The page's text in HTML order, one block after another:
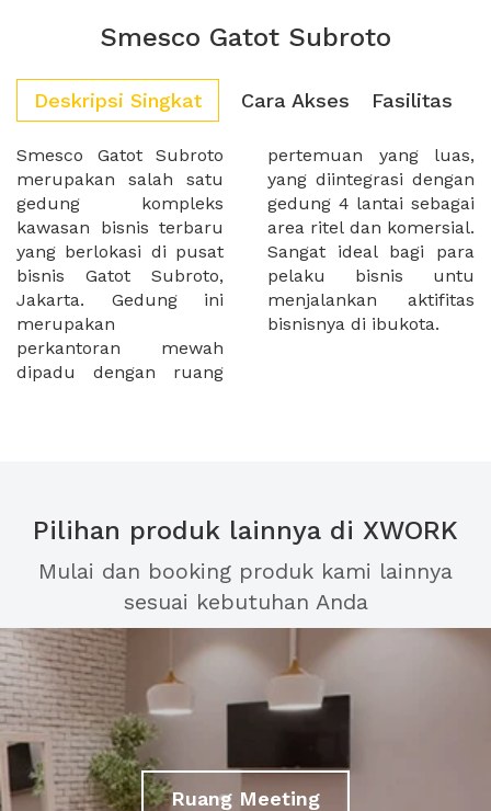
Smesco Gatot Subroto
Deskripsi Singkat Cara Akses Fasilitas
Smesco Gatot Subroto
merupakan salah satu
gedung kompleks
kawasan bisnis terbaru
yang berlokasi di pusat
bisnis Gatot Subroto,
Jakarta. Gedung ini
merupakan
perkantoran mewah
dipadu dengan ruang
pertemuan yang luas,
yang diintegrasi dengan
gedung 4 lantai sebagai
area ritel dan komersial.
Sangat ideal bagi para
pelaku bisnis untu
menjalankan aktifitas
bisnisnya di ibukota.
Pilihan produk lainnya di XWORK
Mulai dan booking produk kami lainnya
sesuai kebutuhan Anda
Ruang Meeting